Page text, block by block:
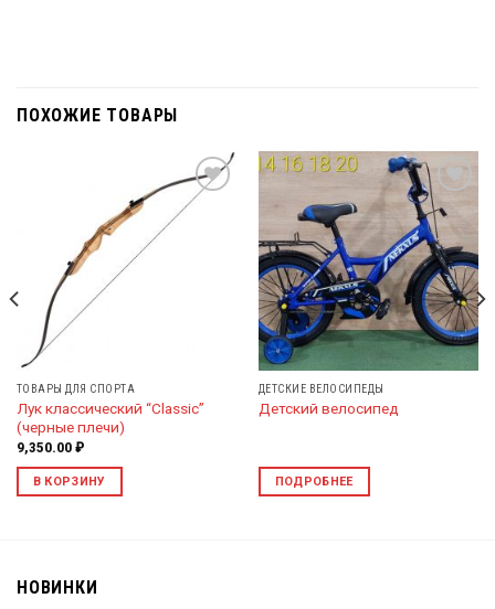
ПОХОЖИЕ ТОВАРЫ
ТОВАРЫ ДЛЯ СПОРТА
Лук классический “Classic”
(черные плечи)
9,350.00₽
В КОРЗИНУ
Добавить
в список
желаний
ДЕТСКИЕ ВЕЛОСИПЕДЫ
Детский велосипед
ПОДРОБНЕЕ
НОВИНКИ